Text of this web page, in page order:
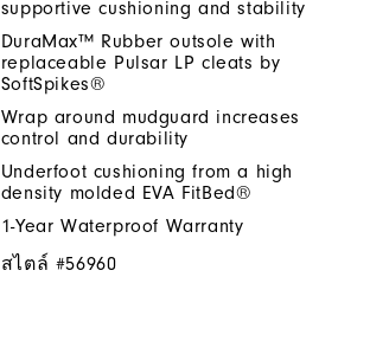
supportive cushioning and stability
DuraMax™ Rubber outsole with
replaceable Pulsar LP cleats by
SoftSpikes®
Wrap around mudguard increases
control and durability
Underfoot cushioning from a high
density molded EVA FitBed®
1-Year Waterproof Warranty
สไตล์ #56960